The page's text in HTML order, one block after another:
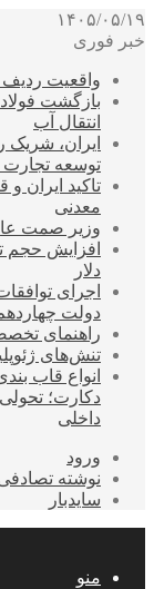
۱۴۰۵/۰۵/۱۹
خبر فوری
واقعیت ردیف
بازگشت
انتقال آب
ایران، شریک
توسعه
تاکید ایران
معدنی
وزیر صمت
دلار
اجرای
دولت
راهنمای
تنش‌های
انواع قاب
دکارت؛
داخلی
ورود
نوشته
سایدبار
منو